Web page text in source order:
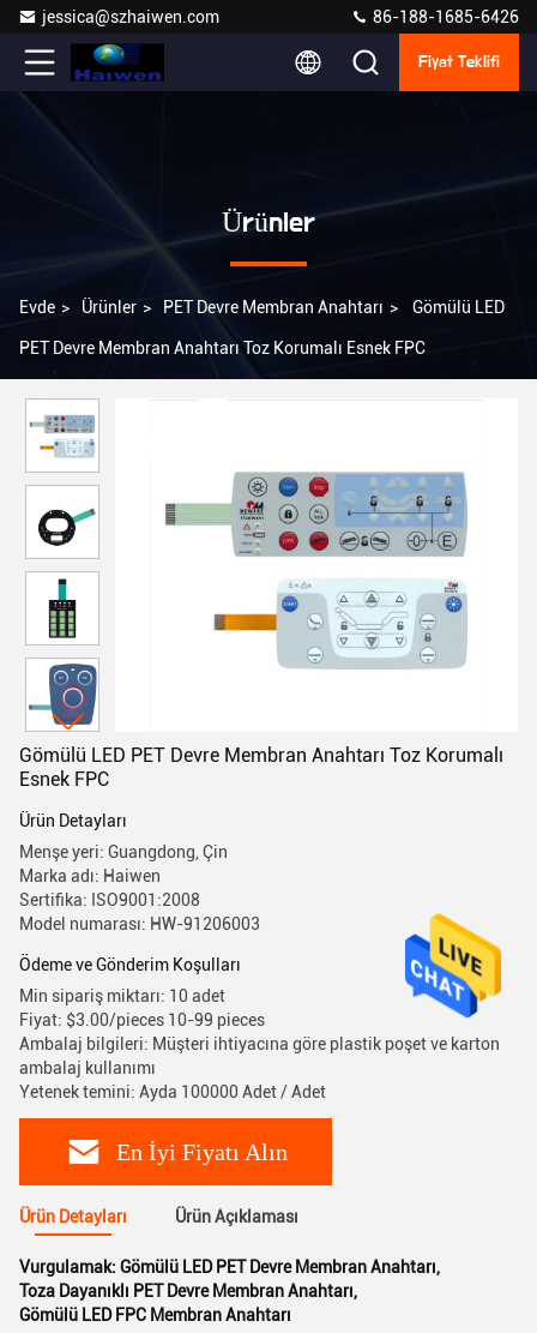
jessica@szhaiwen.com 86-188-1685-6426
Fiyat Teklifi
Ürünler
Evde > Ürünler > PET Devre Membran Anahtarı > Gömülü LED
PET Devre Membran Anahtarı Toz Korumalı Esnek FPC
Gömülü LED PET Devre Membran Anahtarı Toz Korumalı
Esnek FPC
Ürün Detayları
Menşe yeri: Guangdong, Çin
Marka adı: Haiwen
Sertifika: ISO9001:2008
Model numarası: HW-91206003
Ödeme ve Gönderim Koşulları
Min sipariş miktarı: 10 adet
Fiyat: $3.00/pieces 10-99 pieces
Ambalaj bilgileri: Müşteri ihtiyacına göre plastik poşet ve karton
ambalaj kullanımı
Yetenek temini: Ayda 100000 Adet / Adet
En İyi Fiyatı Alın
Ürün Detayları Ürün Açıklaması
Vurgulamak: Gömülü LED PET Devre Membran Anahtarı,
Toza Dayanıklı PET Devre Membran Anahtarı,
Gömülü LED FPC Membran Anahtarı